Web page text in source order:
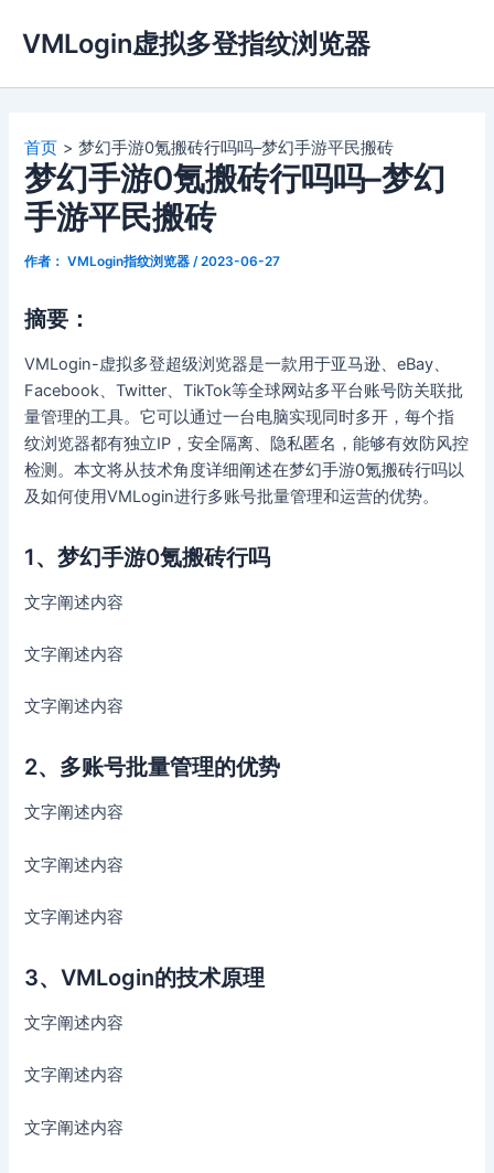
容
VMLogin虚拟多登指纹浏览器
首页 梦幻手游0氪搬砖行吗吗–梦幻手游平民搬砖
梦幻手游0氪搬砖行吗吗–梦幻
手游平民搬砖
作者： VMLogin指纹浏览器 /2023-06-27
摘要：
VMLogin-虚拟多登超级浏览器是一款用于亚马逊、eBay、
Facebook、Twitter、TikTok等全球网站多平台账号防关联批
量管理的工具。它可以通过一台电脑实现同时多开，每个指
纹浏览器都有独立IP，安全隔离、隐私匿名，能够有效防风控
检测。本文将从技术角度详细阐述在梦幻手游0氪搬砖行吗以
及如何使用VMLogin进行多账号批量管理和运营的优势。
1、梦幻手游0氪搬砖行吗
文字阐述内容
文字阐述内容
文字阐述内容
2、多账号批量管理的优势
文字阐述内容
文字阐述内容
文字阐述内容
3、VMLogin的技术原理
文字阐述内容
文字阐述内容
文字阐述内容